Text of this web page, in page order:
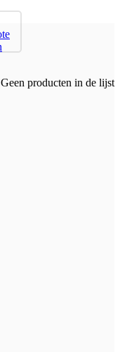
Geen producten in de lijst